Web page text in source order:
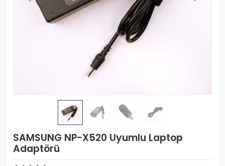
SAMSUNG NP-X520 Uyumlu Laptop
Adaptörü